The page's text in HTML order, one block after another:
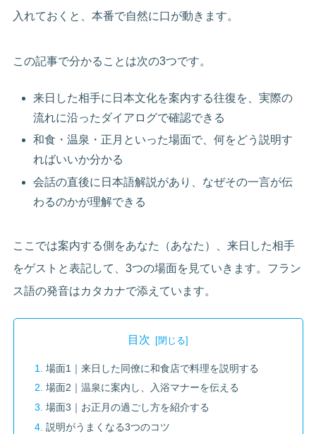
入れておくと、本番で自然に口が動きます。
この記事で分かることは次の3つです。
来日した相手に日本文化を案内する往復を、実際の
流れに沿ったダイアログで確認できる
和食・温泉・正月といった場面で、何をどう説明す
ればいいか分かる
会話の直後に日本語解説があり、なぜその一言が伝
わるのかが理解できる
ここでは案内する側をあなた（あなた）、来日した相手
をゲストと表記して、3つの場面を見ていきます。フラン
ス語の発音はカタカナで添えています。
目次
場面1｜来日した同僚に和食店で料理を説明する
場面2｜温泉に案内し、入浴マナーを伝える
場面3｜お正月の過ごし方を紹介する
説明がうまくなる3つのコツ